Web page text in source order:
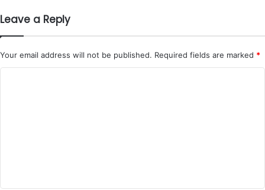
Leave a Reply
Your email address will not be published. Required fields are marked *